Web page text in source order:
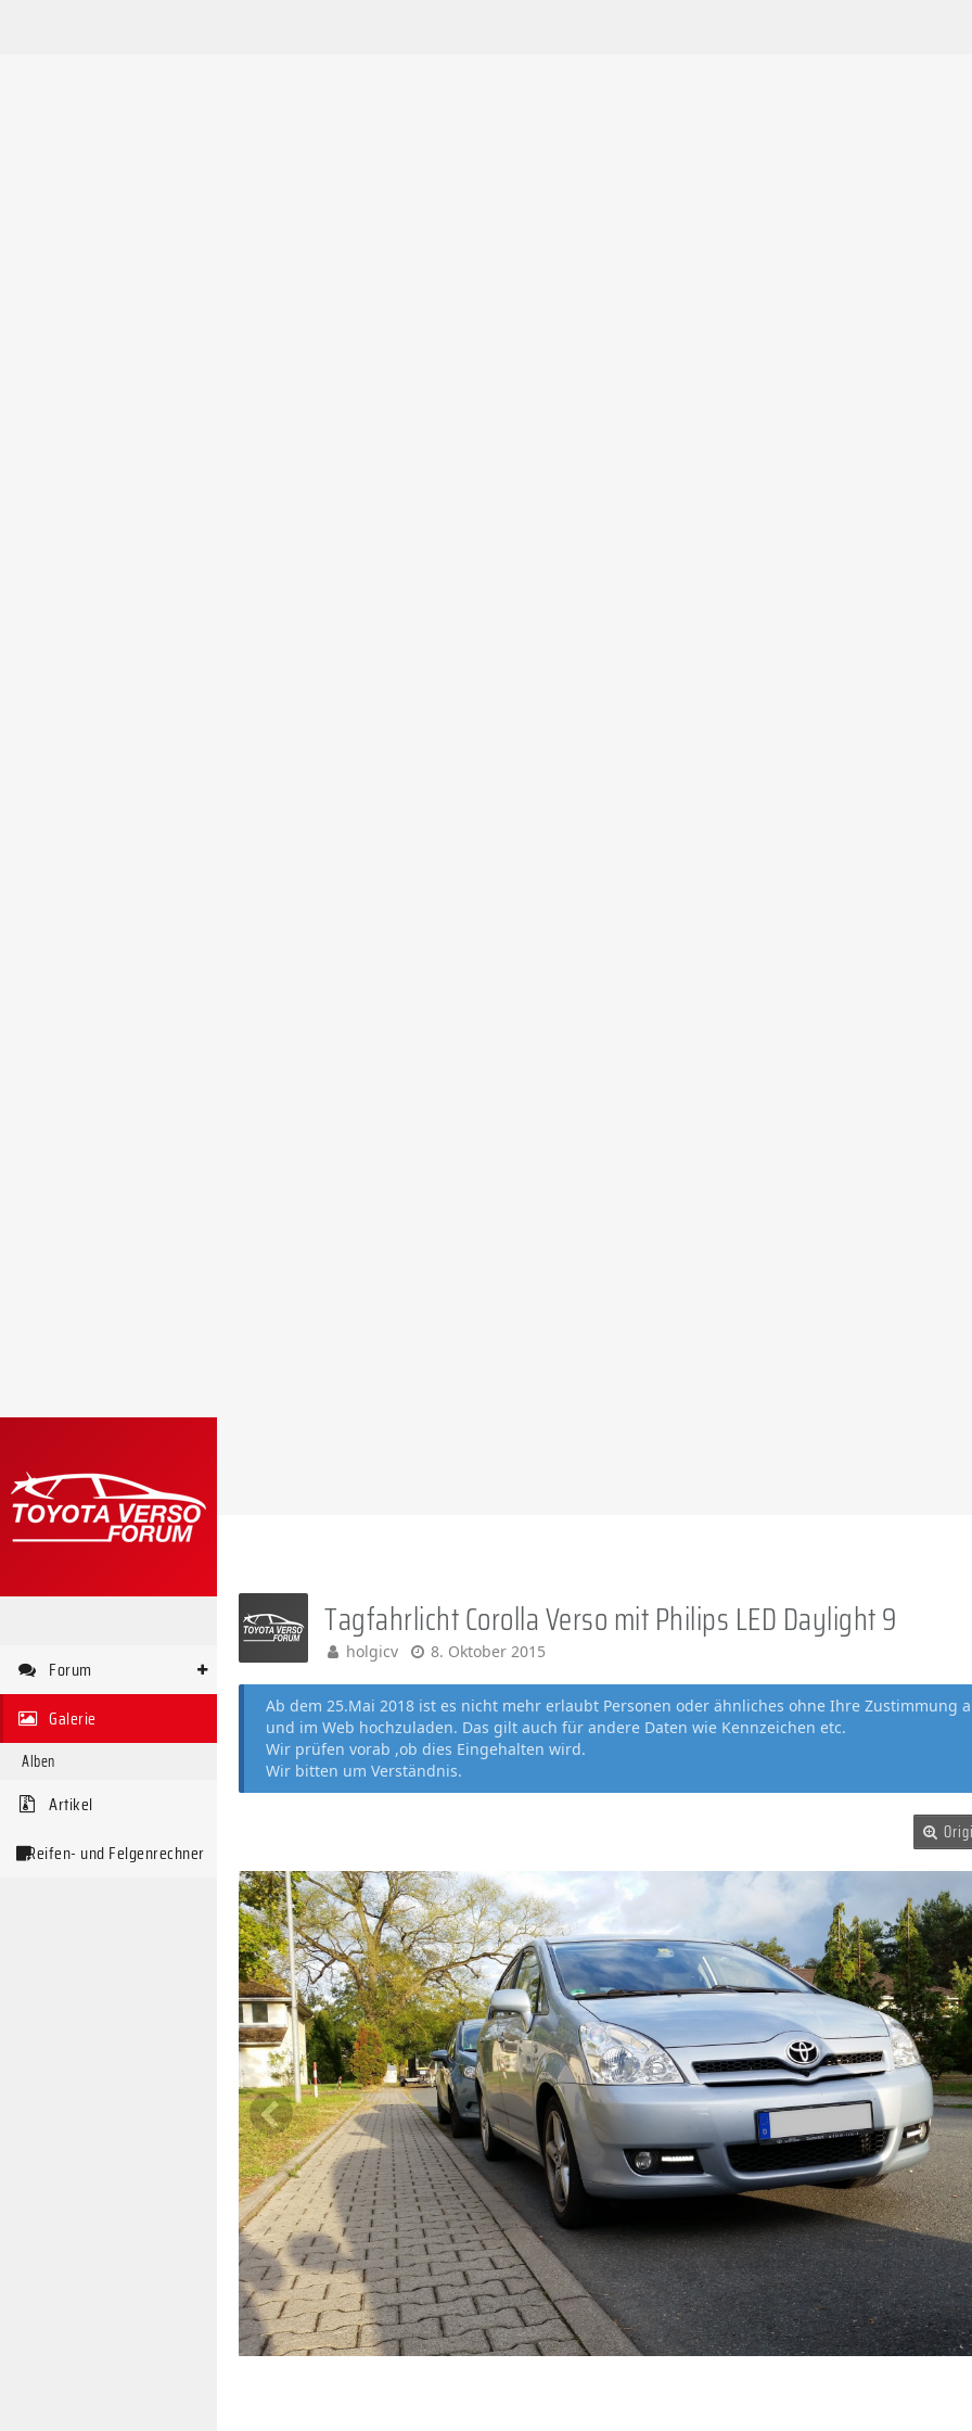
Forum
Galerie
Alben
Artikel
Reifen- und Felgenrechner
Tagfahrlicht Corolla Verso mit Philips LED Daylight 9
holgicv 8. Oktober 2015
Ab dem 25.Mai 2018 ist es nicht mehr erlaubt Personen oder ähnliches ohne Ihre Zustimmung
und im Web hochzuladen. Das gilt auch für andere Daten wie Kennzeichen etc.
Wir prüfen vorab ,ob dies Eingehalten wird.
Wir bitten um Verständnis.